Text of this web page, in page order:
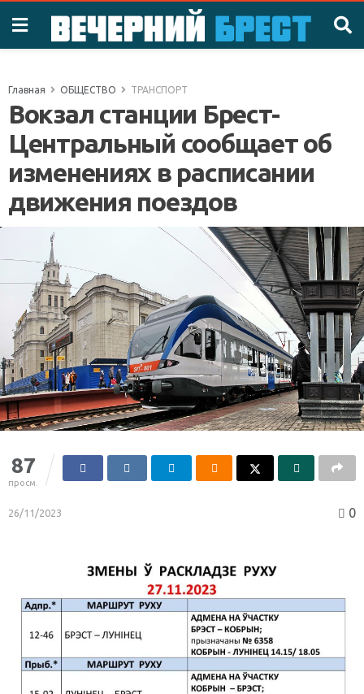
Главная ОБЩЕСТВО ТРАНСПОРТ
Вокзал станции Брест-
Центральный сообщает об
изменениях в расписании
движения поездов
87
просм.
26/11/2023 0